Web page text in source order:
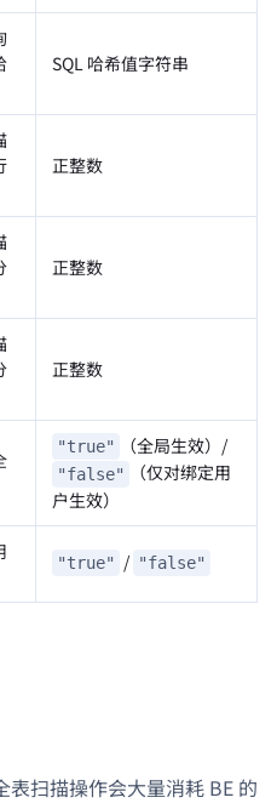
SQL 哈希值字符串
正整数
正整数
正整数
"true" （全局生效）/
"false"
（仅对绑定用
户生效）
"true" / "false"
表扫描操作会大量消耗 BE 的